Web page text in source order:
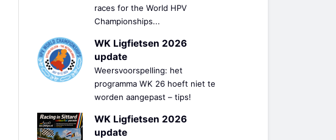
races for the World HPV
Championships...
WK Ligfietsen 2026
update
Weersvoorspelling: het
programma WK 26 hoeft niet te
worden aangepast – tips!
WK Ligfietsen 2026
update